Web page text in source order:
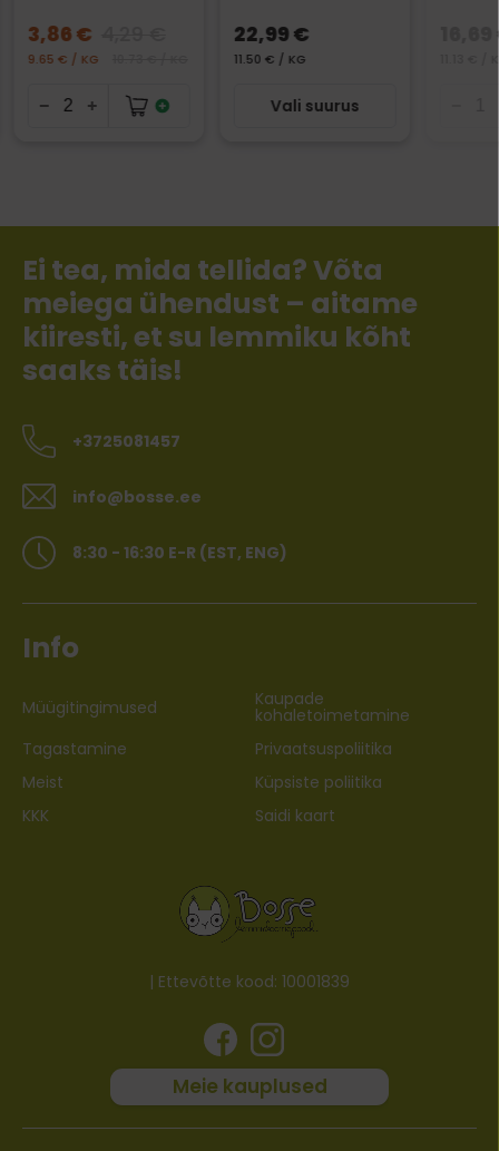
3,86 €
9.65 € / KG
22,99 €
11.50 € / KG
Vali suurus
Ei tea, mida tellida? Võta
meiega ühendust – aitame
kiiresti, et su lemmiku kõht
saaks täis!
+3725081457
info@bosse.ee
8:30 - 16:30 E-R (EST, ENG)
Info
Müügitingimused Kaupade
kohaletoimetamine
Tagastamine
Privaatsuspoliitika
Meist
Küpsiste poliitika
KKK
Saidi kaart
| Ettevõtte kood: 10001839
Meie kauplused